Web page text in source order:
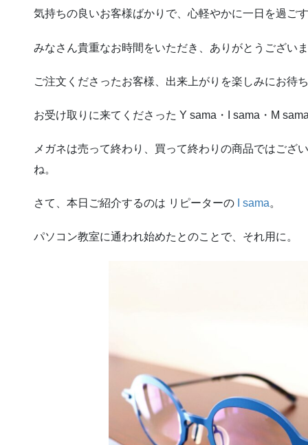
気持ちの良いお客様ばかりで、心軽やかに一日を過ご
みなさん貴重なお時間をいただき、ありがとうござい
ご注文くださったお客様、出来上がりを楽しみにお待
お受け取りに来てくださった Y sama・I sama・M
メガネは売って終わり、買って終わりの商品ではござ
ね。
さて、本日ご紹介するのは リピーターの I sama。
パソコン教室に通われ始めたとのことで、それ用に。